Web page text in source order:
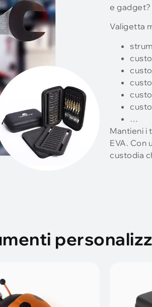
e gadget?
Valigetta
…
Mantieni i
EVA. Con
custodia